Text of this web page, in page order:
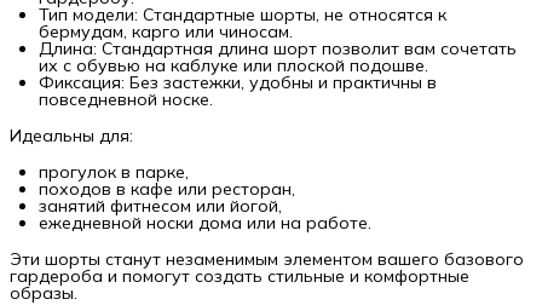
Тип модели: Стандартные шорты, не относятся к
бермудам, карго или чиносам.
Длина: Стандартная длина шорт позволит вам сочетать
их с обувью на каблуке или плоской подошве.
Фиксация: Без застежки, удобны и практичны в
повседневной носке.
Идеальны для:
прогулок в парке,
походов в кафе или ресторан,
занятий фитнесом или йогой,
ежедневной носки дома или на работе.
Эти шорты станут незаменимым элементом вашего базового
гардероба и помогут создать стильные и комфортные
образы.